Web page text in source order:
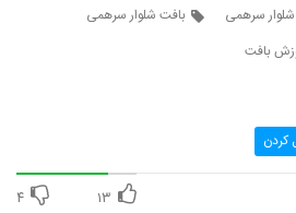
سرهمی
بافت شلوار سرهمی
بافت
کردن
۱۳ ۴